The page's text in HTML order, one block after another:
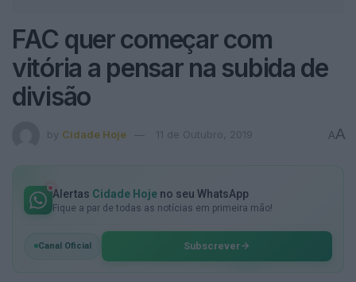
FAC quer começar com
vitória a pensar na subida de
divisão
by Cidade Hoje 11 de Outubro, 2019 AA
Alertas Cidade Hoje no seu WhatsApp
Fique a par de todas as notícias em primeira mão!
Canal Oficial Subscrever